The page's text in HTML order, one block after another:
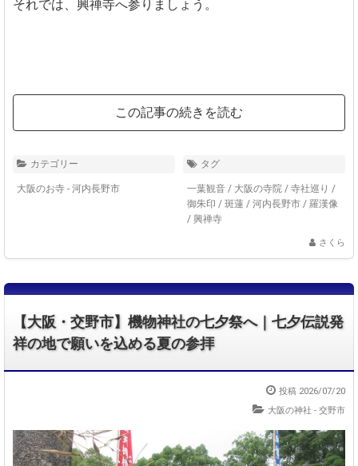
それでは、興禅寺へ参りましょう。
この記事の続きを読む
カテゴリー
大阪のお寺 - 河内長野市
タグ
一葉観音 / 大阪の寺院 / 寺社巡り /
御朱印 / 斑蓮 / 河内長野市 / 羅漢像
/ 興禅寺
さくら
【大阪・交野市】機物神社の七夕祭へ｜七夕伝説発
祥の地で願いを込める夏の参拝
投稿 2026/07/20
大阪の神社 - 交野市